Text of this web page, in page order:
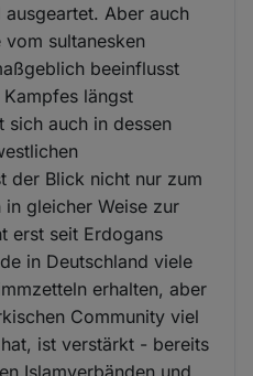
Aber auch
vom sultanesken
beeinflusst
längst
sich auch in dessen
der Blick nicht nur zum
gleicher Weise zur
erst seit Erdogans
in Deutschland viele
erhalten, aber
Community viel
ist verstärkt - bereits
Islamverbänden und